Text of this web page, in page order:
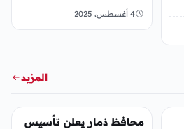
4 أغسطس، 2025
المزيد
منوعات
محافظ ذمار يعلن تأسيس